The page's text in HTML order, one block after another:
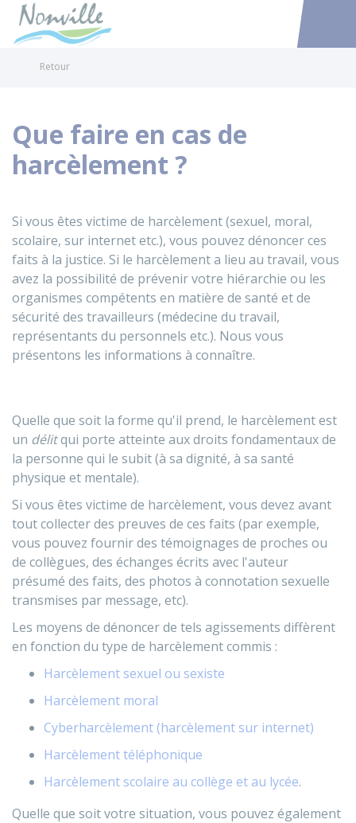
Accéder
Retour
Que faire en cas de
harcèlement ?
Si vous êtes victime de harcèlement (sexuel, moral,
scolaire, sur internet etc.), vous pouvez dénoncer ces
faits à la justice. Si le harcèlement a lieu au travail, vous
avez la possibilité de prévenir votre hiérarchie ou les
organismes compétents en matière de santé et de
sécurité des travailleurs (médecine du travail,
représentants du personnels etc.). Nous vous
présentons les informations à connaître.
Quelle que soit la forme qu'il prend, le harcèlement est
un délitqui porte atteinte aux droits fondamentaux de
la personne qui le subit (à sa dignité, à sa santé
physique et mentale).
Si vous êtes victime de harcèlement, vous devez avant
tout collecter des preuves de ces faits (par exemple,
vous pouvez fournir des témoignages de proches ou
de collègues, des échanges écrits avec l'auteur
présumé des faits, des photos à connotation sexuelle
transmises par message, etc).
Les moyens de dénoncer de tels agissements diffèrent
en fonction du type de harcèlement commis :
Harcèlement sexuel ou sexiste
Harcèlement moral
Cyberharcèlement (harcèlement sur internet)
Harcèlement téléphonique
Harcèlement scolaire au collège et au lycée.
Quelle que soit votre situation, vous pouvez également